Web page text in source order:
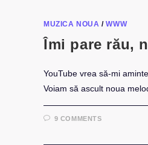
MUZICA NOUA /WWW
Îmi pare rău,
YouTube vrea să-mi
Voiam să ascult noua
9 COMMENTS